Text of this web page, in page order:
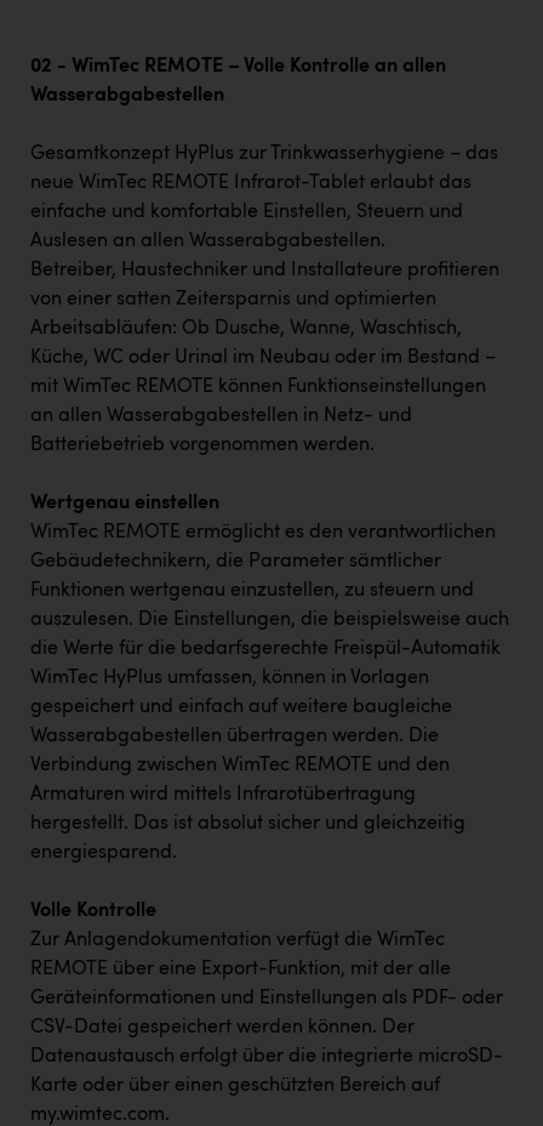
02 - WimTec REMOTE – Volle Kontrolle an allen
Wasserabgabestellen
Gesamtkonzept HyPlus zur Trinkwasserhygiene – das
neue WimTec REMOTE Infrarot-Tablet erlaubt das
einfache und komfortable Einstellen, Steuern und
Auslesen an allen Wasserabgabestellen.
Betreiber, Haustechniker und Installateure profitieren
von einer satten Zeitersparnis und optimierten
Arbeitsabläufen: Ob Dusche, Wanne, Waschtisch,
Küche, WC oder Urinal im Neubau oder im Bestand –
mit WimTec REMOTE können Funktionseinstellungen
an allen Wasserabgabestellen in Netz- und
Batteriebetrieb vorgenommen werden.
Wertgenau einstellen
WimTec REMOTE ermöglicht es den verantwortlichen
Gebäudetechnikern, die Parameter sämtlicher
Funktionen wertgenau einzustellen, zu steuern und
auszulesen. Die Einstellungen, die beispielsweise auch
die Werte für die bedarfsgerechte Freispül-Automatik
WimTec HyPlus umfassen, können in Vorlagen
gespeichert und einfach auf weitere baugleiche
Wasserabgabestellen übertragen werden. Die
Verbindung zwischen WimTec REMOTE und den
Armaturen wird mittels Infrarotübertragung
hergestellt. Das ist absolut sicher und gleichzeitig
energiesparend.
Volle Kontrolle
Zur Anlagendokumentation verfügt die WimTec
REMOTE über eine Export-Funktion, mit der alle
Geräteinformationen und Einstellungen als PDF- oder
CSV-Datei gespeichert werden können. Der
Datenaustausch erfolgt über die integrierte microSD-
Karte oder über einen geschützten Bereich auf
my.wimtec.com.